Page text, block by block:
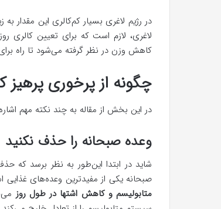
لاغری، لازم است که برای تعیین کالری
کاهش وزن در نظر گرفته می‌شود تا راه
چگونه از پرخوری پرهیز
در این بخش از مقاله به چند نکته مهم
وعده صبحانه را حذف نکنید
شاید در ابتدا این‌طور به نظر برسد که
صبحانه یکی از مفیدترین وعده‌های
متابولیسم و کاهش اشتها در طول روز